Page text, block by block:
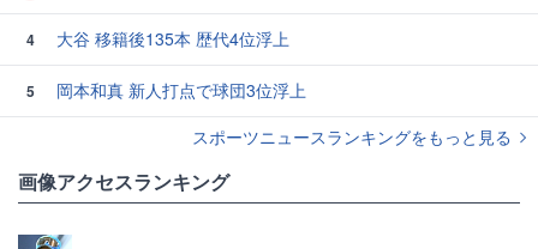
4 大谷 移籍後135本 歴代4位浮上
5
岡本和真 新人打点で球団3位浮上
スポーツニュースランキングをもっと見る
画像アクセスランキング